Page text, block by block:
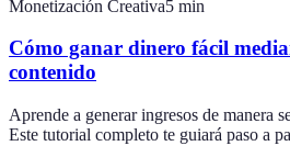
Monetización Creativa5 min
Cómo ganar dinero fácil
contenido
Aprende a generar ingresos de manera
Este tutorial completo te guiará paso a